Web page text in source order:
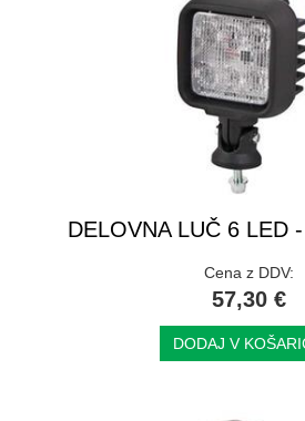
DELOVNA LUČ 6 LED
Cena z DDV:
57,30 €
DODAJ V